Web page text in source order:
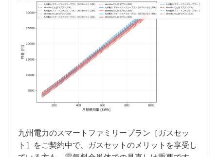
九州電力のスマートファミリープラン［ガスセッ
ト］をご契約中で、ガスセットのメリットを享受し